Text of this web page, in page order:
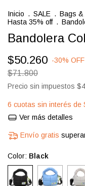
Inicio . SALE . Bags &
Hasta 35% off .
Bandolera
$50.260 -30% OFF
$71.800
Precio sin impuestos
6 cuotas sin interés de
Ver más detalles
Envío gratis
Color: Black